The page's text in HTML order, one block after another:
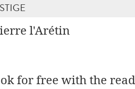
l'Arétin
for free with the